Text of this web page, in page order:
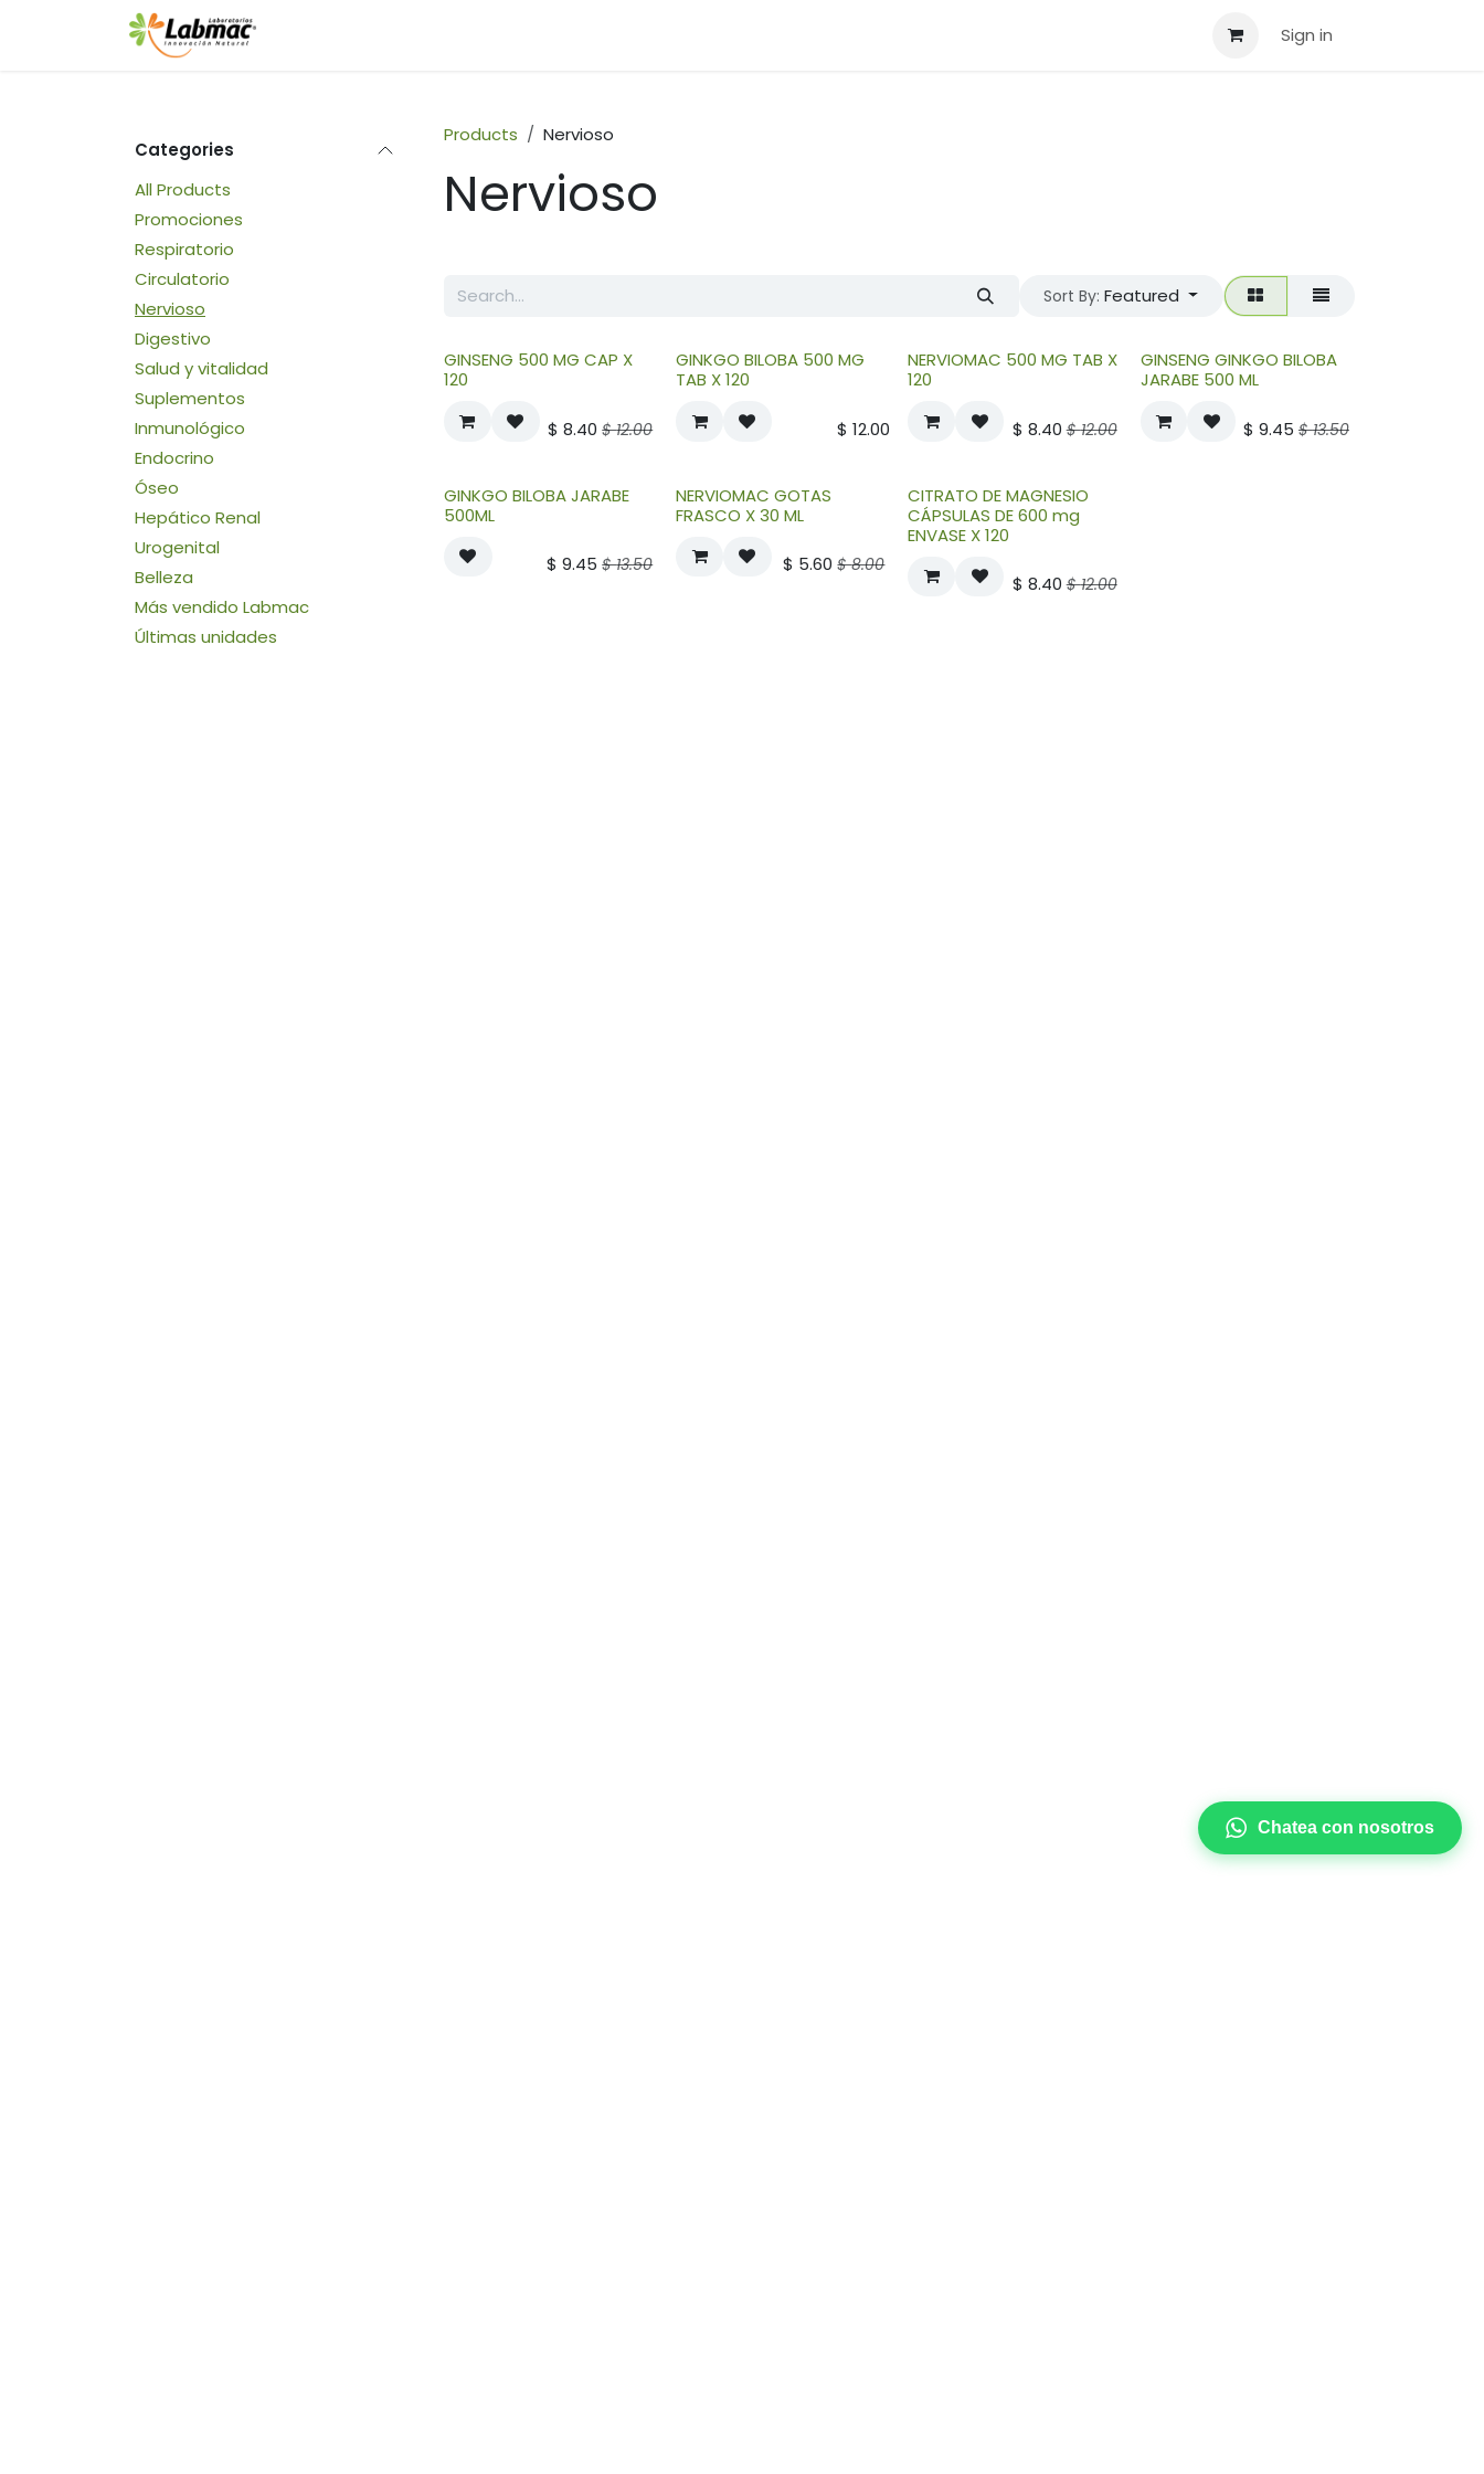
Sign in
Categories
All Products
Promociones
Respiratorio
Circulatorio
Nervioso
Digestivo
Salud y vitalidad
Suplementos
Inmunológico
Endocrino
Óseo
Hepático Renal
Urogenital
Belleza
Más vendido Labmac
Últimas unidades
Products Nervioso
Nervioso
Sort By: Featured
GINSENG 500 MG CAP X
120
$8.40 $12.00
GINKGO BILOBA 500 MG
TAB X 120
$12.00
NERVIOMAC 500 MG TAB X
120
$ 8.40 $12.00
GINSENG GINKGO BILOBA
JARABE 500 ML
$ 9.45 $13.50
GINKGO BILOBA JARABE
500ML
$9.45 $13.50
NERVIOMAC GOTAS
FRASCO X 30 ML
$ 5.60 $8.00
CITRATO DE MAGNESIO
CÁPSULAS DE 600 mg
ENVASE X 120
$ 8.40 $12.00
Chatea con nosotros